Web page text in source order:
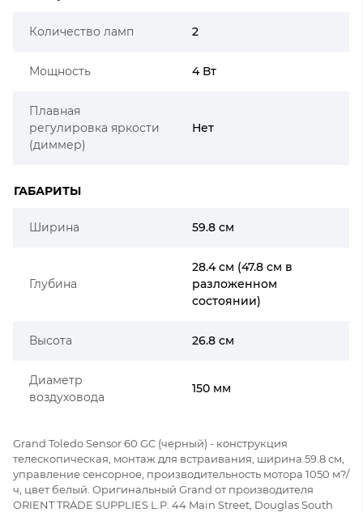
Количество ламп 2
Мощность 4 Вт
Плавная
регулировка яркости
(диммер)
Нет
ГАБАРИТЫ
Ширина 59.8 см
Глубина
28.4 см (47.8 см в
разложенном
состоянии)
Высота 26.8 см
Диаметр
воздуховода
150 мм
Grand Toledo Sensor 60 GC (черный) - конструкция
телескопическая, монтаж для встраивания, ширина 59.8 см,
управление сенсорное, производительность мотора 1050 м?/
ч, цвет белый. Оригинальный Grand от производителя
ORIENT TRADE SUPPLIES L.P. 44 Main Street, Douglas South